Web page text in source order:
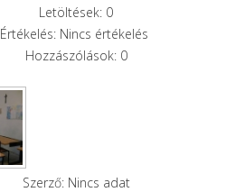
Letöltések: 0
Értékelés: Nincs értékelés
Hozzászólások: 0
Szerző: Nincs adat